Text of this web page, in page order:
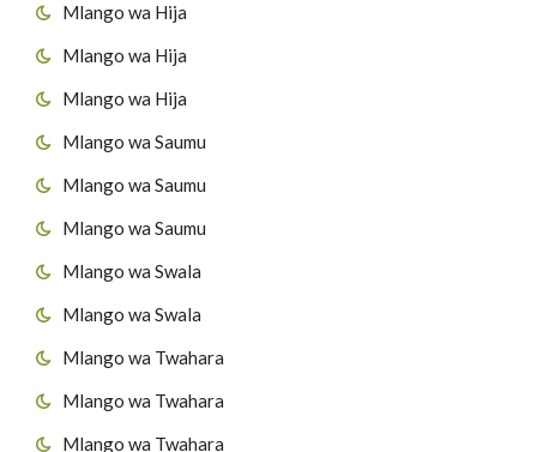
Mlango wa Hija
Mlango wa Hija
Mlango wa Hija
Mlango wa Saumu
Mlango wa Saumu
Mlango wa Saumu
Mlango wa Swala
Mlango wa Swala
Mlango wa Twahara
Mlango wa Twahara
Mlango wa Twahara